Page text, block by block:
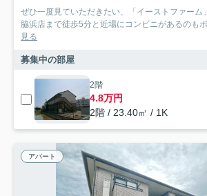
ぜひ一度見ていただきたい、「イーストファーム
脇浜店まで徒歩5分と近場にコンビニがあるのも
見る
募集中の部屋
2階
4.8万円
2階 / 23.40㎡ / 1K
アパート